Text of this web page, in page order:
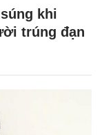
khi
trúng đạn